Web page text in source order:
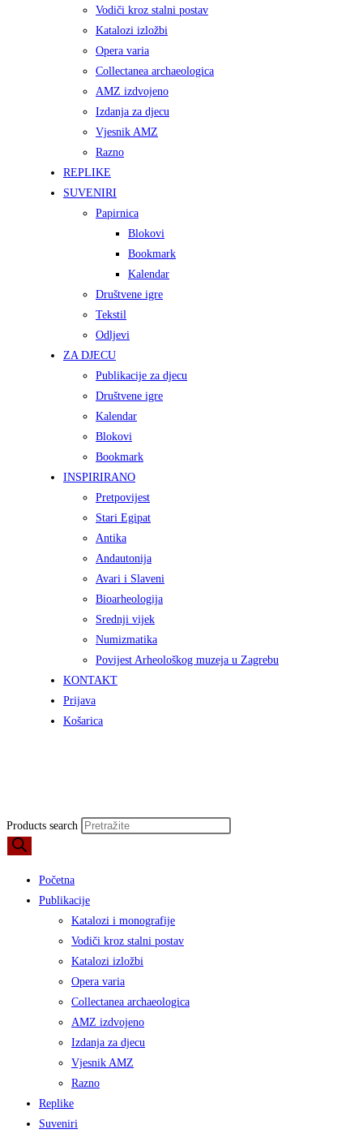
Vodiči kroz stalni postav
Katalozi izložbi
Opera varia
Collectanea archaeologica
AMZ izdvojeno
Izdanja za djecu
Vjesnik AMZ
Razno
REPLIKE
SUVENIRI
Papirnica
Blokovi
Bookmark
Kalendar
Društvene igre
Tekstil
Odljevi
ZA DJECU
Publikacije za djecu
Društvene igre
Kalendar
Blokovi
Bookmark
INSPIRIRANO
Pretpovijest
Stari Egipat
Antika
Andautonija
Avari i Slaveni
Bioarheologija
Srednji vijek
Numizmatika
Povijest Arheološkog muzeja u Zagrebu
KONTAKT
Prijava
Košarica
Products search
Početna
Publikacije
Katalozi i monografije
Vodiči kroz stalni postav
Katalozi izložbi
Opera varia
Collectanea archaeologica
AMZ izdvojeno
Izdanja za djecu
Vjesnik AMZ
Razno
Replike
Suveniri